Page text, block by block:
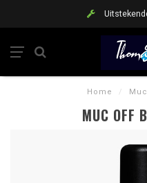
Home /
MUC OFF